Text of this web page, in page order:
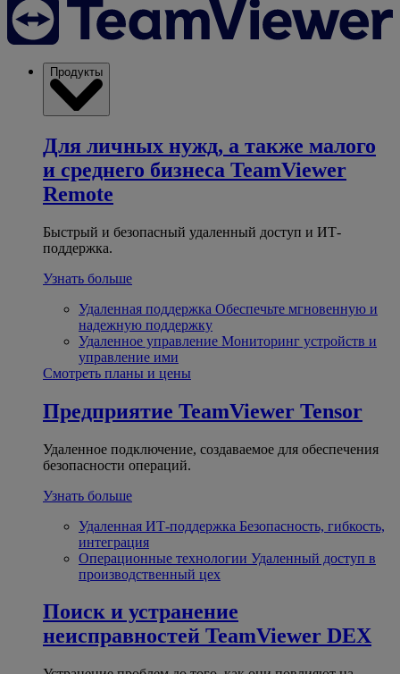
Продукты
Для личных нужд, а также малого
и среднего бизнеса TeamViewer
Remote
Быстрый и безопасный удаленный доступ и ИТ-
поддержка.
Узнать больше
Удаленная поддержка Обеспечьте мгновенную и
надежную поддержку
Удаленное управление Мониторинг устройств и
управление ими
Смотреть планы и цены
Предприятие TeamViewer Tensor
Удаленное подключение, создаваемое для обеспечения
безопасности операций.
Узнать больше
Удаленная ИТ-поддержка Безопасность, гибкость,
интеграция
Операционные технологии Удаленный доступ в
производственный цех
Поиск и устранение
неисправностей TeamViewer DEX